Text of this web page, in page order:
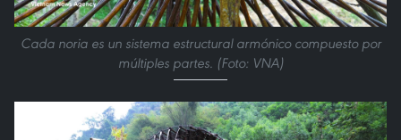
Cada noria es un sistema estructural armónico compuesto por
múltiples partes. (Foto: VNA)